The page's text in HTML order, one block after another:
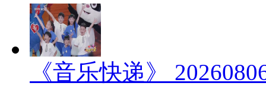
《音乐快递》